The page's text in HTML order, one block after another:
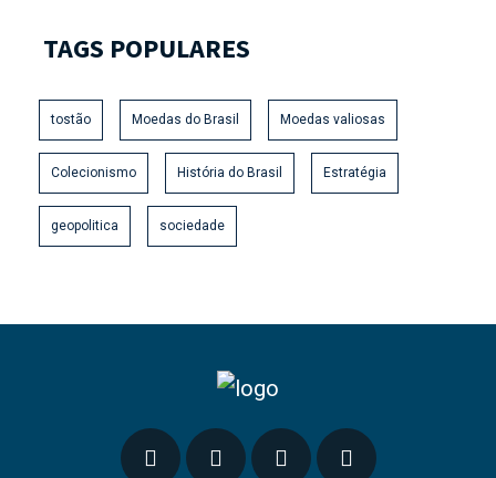
TAGS POPULARES
tostão Moedas do Brasil Moedas valiosas
Colecionismo História do Brasil Estratégia
geopolitica sociedade